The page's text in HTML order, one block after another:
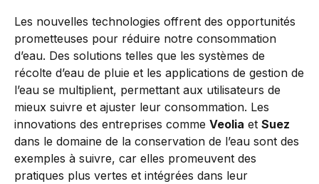
Les nouvelles technologies offrent des opportunités
prometteuses pour réduire notre consommation
d’eau. Des solutions telles que les systèmes de
récolte d’eau de pluie et les applications de gestion de
l’eau se multiplient, permettant aux utilisateurs de
mieux suivre et ajuster leur consommation. Les
innovations des entreprises comme Veolia et Suez
dans le domaine de la conservation de l’eau sont des
exemples à suivre, car elles promeuvent des
pratiques plus vertes et intégrées dans leur